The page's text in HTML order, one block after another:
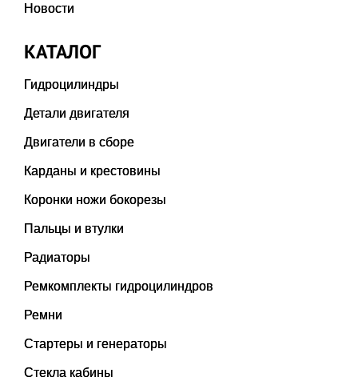
Новости
КАТАЛОГ
Гидроцилиндры
Детали двигателя
Двигатели в сборе
Карданы и крестовины
Коронки ножи бокорезы
Пальцы и втулки
Радиаторы
Ремкомплекты гидроцилиндров
Ремни
Стартеры и генераторы
Стекла кабины